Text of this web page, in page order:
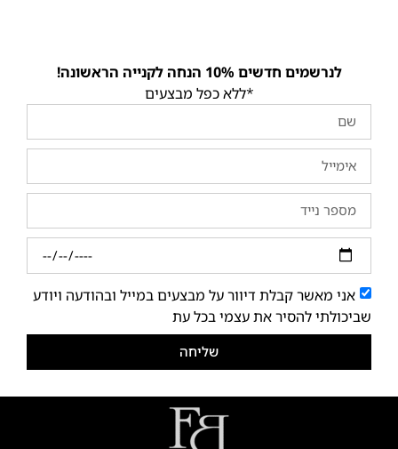
לנרשמים חדשים 10% הנחה לקנייה הראשונה!
*ללא כפל מבצעים
אני מאשר קבלת דיוור על מבצעים במייל ובהודעה ויודע
שביכולתי להסיר את עצמי בכל עת
שליחה